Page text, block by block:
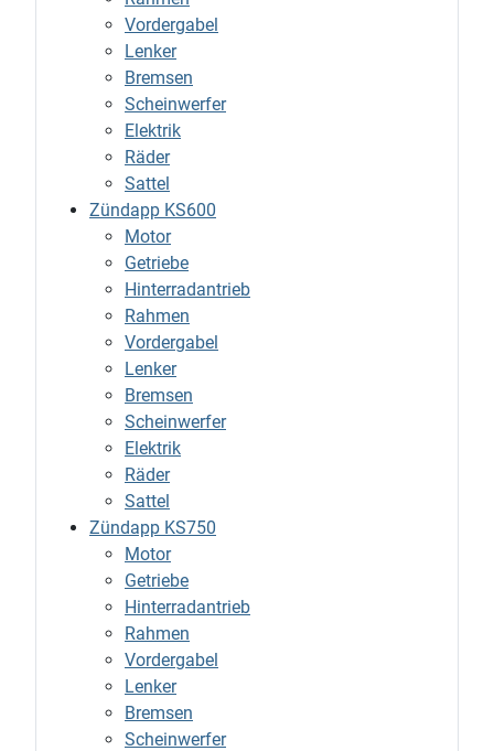
Vordergabel
Lenker
Bremsen
Scheinwerfer
Elektrik
Räder
Sattel
Zündapp KS600
Motor
Getriebe
Hinterradantrieb
Rahmen
Vordergabel
Lenker
Bremsen
Scheinwerfer
Elektrik
Räder
Sattel
Zündapp KS750
Motor
Getriebe
Hinterradantrieb
Rahmen
Vordergabel
Lenker
Bremsen
Scheinwerfer